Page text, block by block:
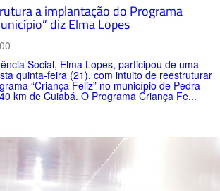
a implantação do Programa
diz Elma Lopes
Social, Elma Lopes, participou de uma
quinta-feira (21), com intuito de reestruturar
“Criança Feliz” no município de Pedra
km de Cuiabá. O Programa Criança Fe...